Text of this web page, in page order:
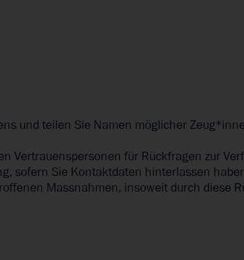
und teilen Sie Namen möglicher
Vertrauenspersonen für Rückfragen zur
sofern Sie Kontaktdaten hinterlassen
Massnahmen, insoweit durch diese